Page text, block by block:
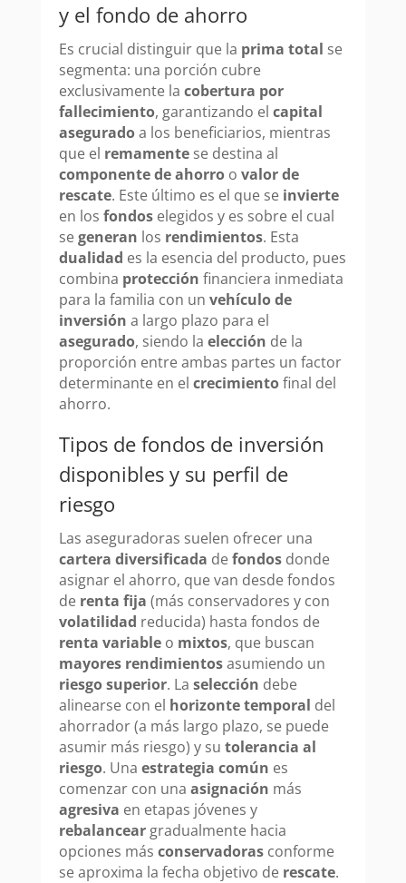
y el fondo de ahorro
Es crucial distinguir que la prima total se
segmenta: una porción cubre
exclusivamente la cobertura por
fallecimiento, garantizando el capital
aseguradoa los beneficiarios, mientras
que el remamentese destina al
componente de ahorroo valor de
rescate. Este último es el que se invierte
en los fondoselegidos y es sobre el cual
segeneran los rendimientos. Esta
dualidad es la esencia del producto, pues
combina protección financiera inmediata
para la familia con un vehículo de
inversión a largo plazo para el
asegurado, siendo la elección de la
proporción entre ambas partes un factor
determinante en el crecimientofinal del
ahorro.
Tipos de fondos de inversión
disponibles y su perfil de
riesgo
Las aseguradoras suelen ofrecer una
cartera diversificada defondosdonde
asignar el ahorro, que van desde fondos
de renta fija (más conservadores y con
volatilidad reducida) hasta fondos de
renta variableo mixtos, que buscan
mayores rendimientosasumiendo un
riesgo superior. La selección debe
alinearse con el horizonte temporal del
ahorrador (a más largo plazo, se puede
asumir más riesgo) y su tolerancia al
riesgo. Una estrategia común es
comenzar con una asignación más
agresiva en etapas jóvenes y
rebalanceargradualmente hacia
opciones más conservadorasconforme
se aproxima la fecha objetivo de rescate.